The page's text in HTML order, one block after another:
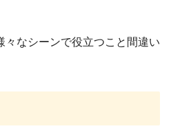
々なシーンで役立つこと間違い